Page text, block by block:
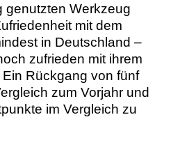
genutzten Werkzeug
mit dem
in Deutschland –
zufrieden mit ihrem
Rückgang von fünf
zum Vorjahr und
im Vergleich zu